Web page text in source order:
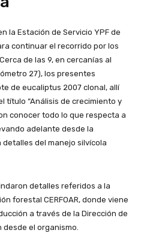
la Estación de Servicio YPF de
continuar el recorrido por los
de las 9, en cercanías al
27), los presentes
de eucaliptus 2007 clonal, allí
título “Análisis de crecimiento y
conocer todo lo que respecta a
adelante desde la
del manejo silvícola
detalles referidos a la
forestal CERFOAR, donde viene
a través de la Dirección de
desde el organismo.